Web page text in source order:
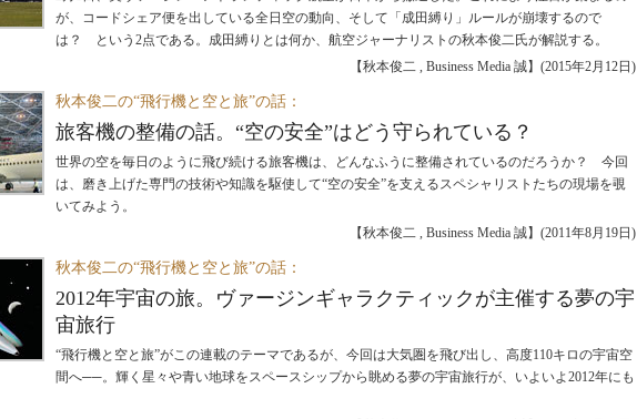
が、コードシェア便を出している全日空の動向、そして「成田縛り」ルールが崩壊するので
は？ という2点である。成田縛りとは何か、航空ジャーナリストの秋本俊二氏が解説する。
【秋本俊二 , Business Media 誠】 (2015年2月12日 )
秋本俊二の“飛行機と空と旅”の話：
旅客機の整備の話。“空の安全”はどう守られている？
世界の空を毎日のように飛び続ける旅客機は、どんなふうに整備されているのだろうか？ 今回
は、磨き上げた専門の技術や知識を駆使して“空の安全”を支えるスペシャリストたちの現場を覗
いてみよう。
【秋本俊二 , Business Media 誠】 (2011年8月19日 )
秋本俊二の“飛行機と空と旅”の話：
2012年宇宙の旅。ヴァージンギャラクティックが主催する夢の宇
宙旅行
“飛行機と空と旅”がこの連載のテーマであるが、今回は大気圏を飛び出し、高度110キロの宇宙空
間へ──。輝く星々や青い地球をスペースシップから眺める夢の宇宙旅行が、いよいよ2012年にも